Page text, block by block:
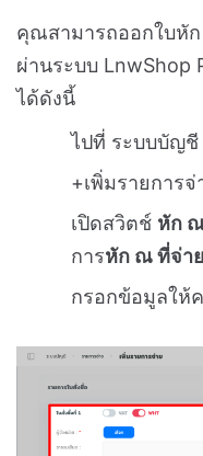
คุณสามารถออกใบหั
ผ่านระบบ LnwShop
ได้ดังนี้
ไปที่ ระบบบัญชี
+เพิ่มรายการจ่
เปิดสวิตช์ หัก
การหัก ณ ที่จ่าย
กรอกข้อมูลให้